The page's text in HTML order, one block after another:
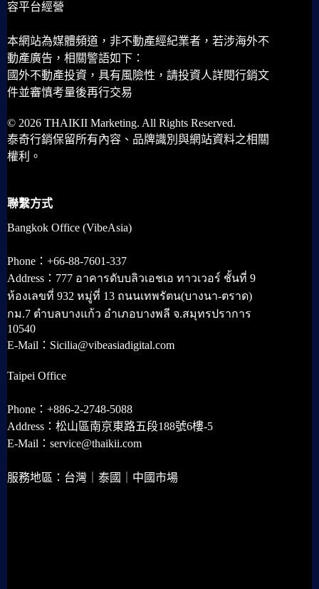
容平台經營
本網站為媒體頻道，非不動產經紀業者，若涉海外不
動產廣告，相關警語如下：
國外不動產投資，具有風險性，請投資人詳閱行銷文
件並審慎考量後再行交易
© 2026 THAIKII Marketing. All Rights Reserved.
泰奇行銷保留所有內容、品牌識別與網站資料之相關
權利。
聯繫方式
Bangkok Office (VibeAsia)
Phone：+66-88-7601-337
Address：777 อาคารดับบลิวเอชเอ ทาวเวอร์ ชั้นที่ 9
ห้องเลขที่ 932 หมู่ที่ 13 ถนนเทพรัตน(บางนา-ตราด)
กม.7 ตำบลบางแก้ว อำเภอบางพลี จ.สมุทรปราการ
10540
E-Mail：Sicilia@vibeasiadigital.com
Taipei Office
Phone：+886-2-2748-5088
Address：松山區南京東路五段188號6樓-5
E-Mail：service@thaikii.com
服務地區：台灣｜泰國｜中國市場